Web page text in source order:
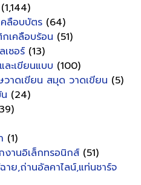
(1,144)
ลือบบัตร (64)
เคลือบร้อน (51)
เซอร์ (13)
ะเขียนแบบ (100)
วาดเขียน สมุด วาดเขียน (5)
(24)
(1)
านอิเล็กทรอนิกส์ (51)
าย,ถ่านอัลคาไลน์,แท่นชาร์จ